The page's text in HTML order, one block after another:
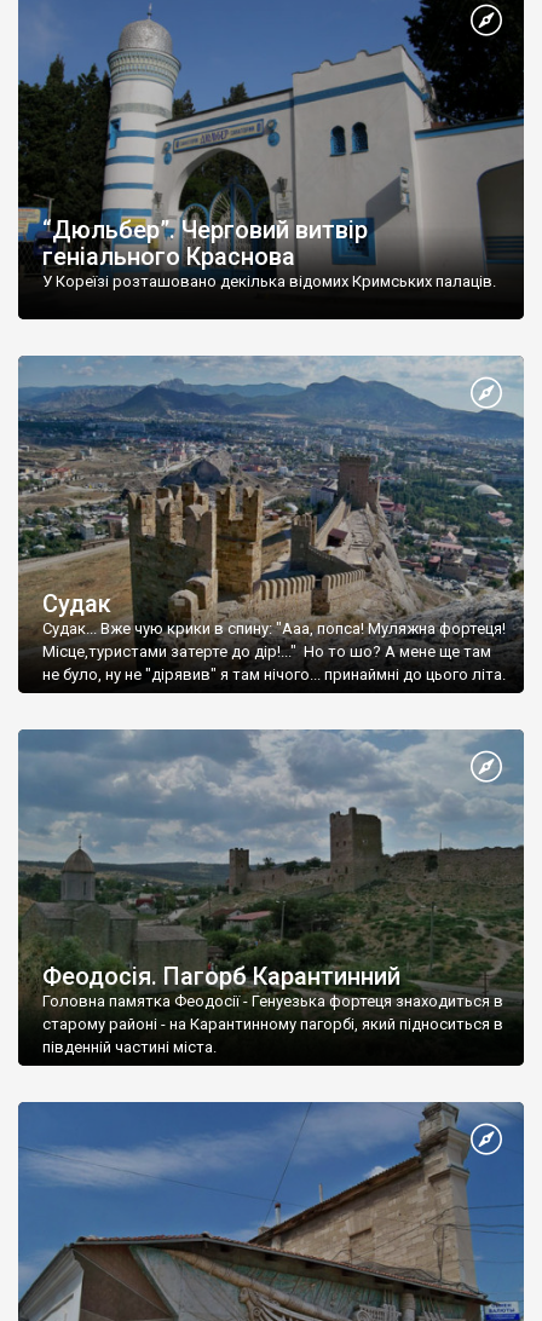
“Дюльбер”. Черговий витвір
геніального Краснова
У Кореїзі розташовано декілька відомих Кримських палаців.
Судак
Судак... Вже чую крики в спину: "Ааа, попса! Муляжна фортеця!
Місце,туристами затерте до дір!..." Но то шо? А мене ще там
не було, ну не "дірявив" я там нічого... принаймні до цього літа.
Феодосія. Пагорб Карантинний
Головна памятка Феодосії - Генуезька фортеця знаходиться в
старому районі - на Карантинному пагорбі, який підноситься в
південній частині міста.